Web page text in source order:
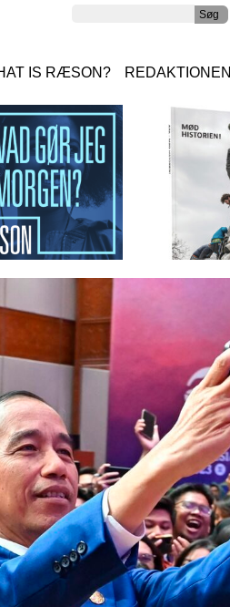
IS RÆSON? REDAKTIONEN